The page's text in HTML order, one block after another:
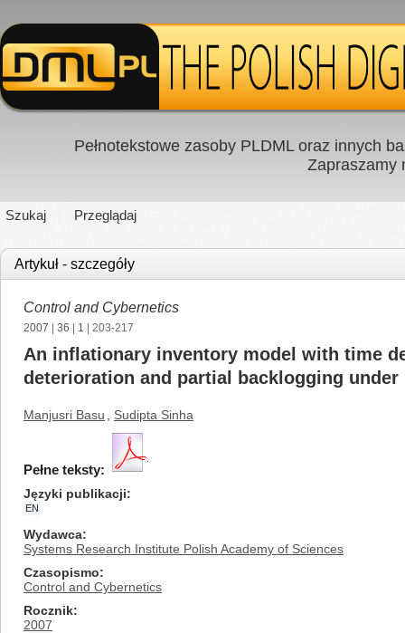
Pełnotekstowe zasoby PLDML oraz innych
Zapraszamy
Szukaj Przeglądaj
Artykuł - szczegóły
Control and Cybernetics
2007 36 1 | 203-217
An inflationary inventory model with time
deterioration and partial backlogging
Manjusri Basu Sudipta Sinha
Pełne teksty:
Języki publikacji
EN
Wydawca
Systems Research Institute Polish Academy of Sciences
Czasopismo
Control and Cybernetics
Rocznik
2007